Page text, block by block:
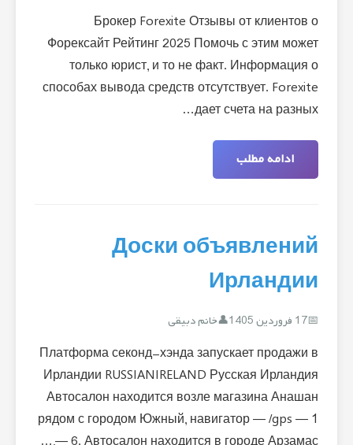
Брокер Forexite Отзывы от клиентов о
Форексайт Рейтинг 2025 Помочь с этим может
только юрист, и то не факт. Информация о
способах вывода средств отсутствует. Forexite
дает счета на разных…
ادامه مطلب
Доски объявлений
Ирландии
17 فروردین 1405 خانم دبیقی
Платформа секонд-хэнда запускает продажи в
Ирландии RUSSIANIRELAND Русская Ирландия
Автосалон находится возле магазина Анашан
рядом с городом Южный, навигатор — /gps — 1